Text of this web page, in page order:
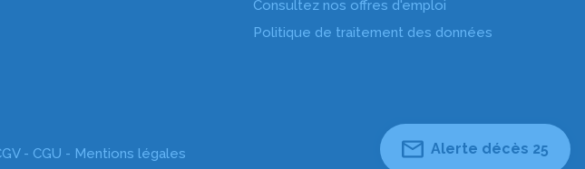
Alerte décès 25
Consultez nos offres d'emploi
Politique de traitement des données
- CGU - Mentions légales